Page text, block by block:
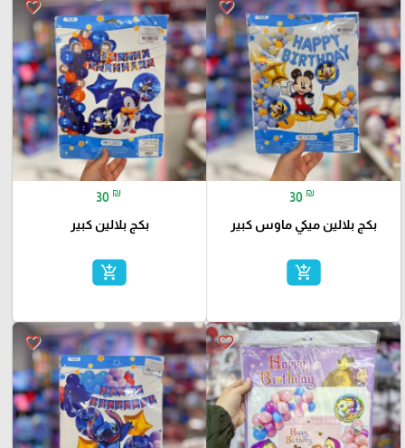
favorite_border
30 ₪
بكج بلالين ميكي ماوس كبير
add_shopping_cart
favorite_border
30 ₪
بكج بلالين كبير
add_shopping_cart
favorite_border
favorite_border